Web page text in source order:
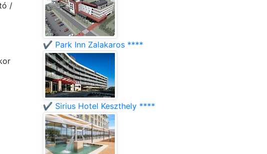
/
✔️ Park Inn Zalakaros ****
✔️ Sirius Hotel Keszthely ****